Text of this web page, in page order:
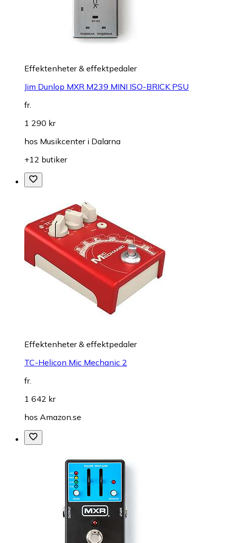
Effektenheter & effektpedaler
Jim Dunlop MXR M239 MINI ISO-BRICK PSU
fr.
1 290 kr
hos Musikcenter i Dalarna
+12 butiker
Effektenheter & effektpedaler
TC-Helicon Mic Mechanic 2
fr.
1 642 kr
hos Amazon.se